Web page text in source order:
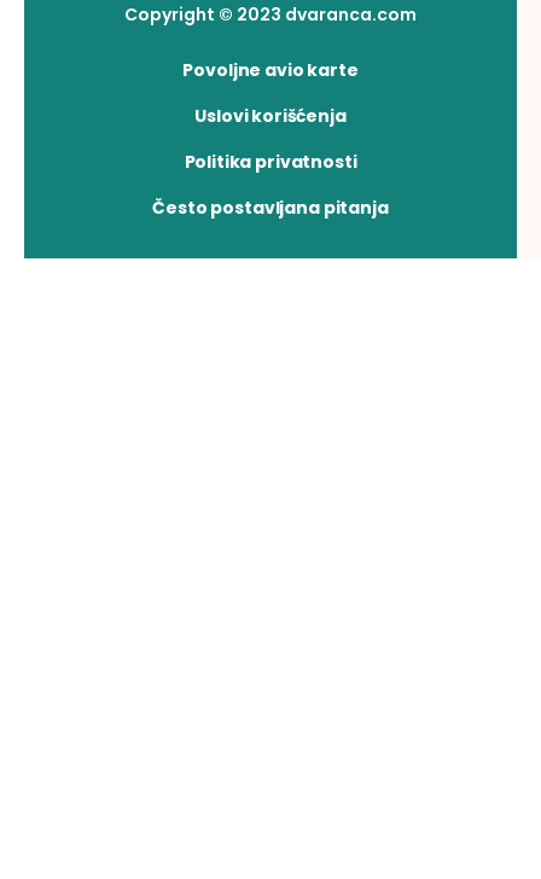
Copyright © 2023 dvaranca.com
Povoljne avio karte
Uslovi korišćenja
Politika privatnosti
Često postavljana pitanja